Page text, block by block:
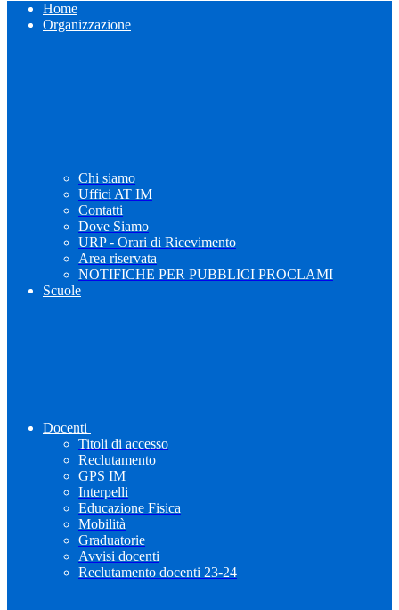
Home
Organizzazione
Chi siamo
Uffici AT IM
Contatti
Dove Siamo
URP - Orari di Ricevimento
Area riservata
NOTIFICHE PER PUBBLICI PROCLAMI
Scuole
Docenti
Titoli di accesso
Reclutamento
GPS IM
Interpelli
Educazione Fisica
Mobilità
Graduatorie
Avvisi docenti
Reclutamento docenti 23-24